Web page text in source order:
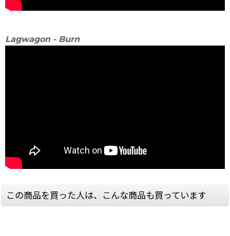
Lagwagon - Burn
この商品を買った人は、こんな商品も買っています